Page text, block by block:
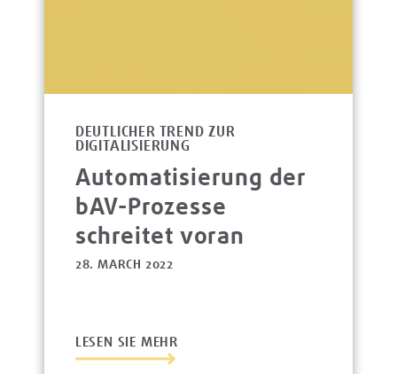
DEUTLICHER TREND ZUR
DIGITALISIERUNG
Automatisierung der
bAV-Prozesse
schreitet voran
28. MARCH 2022
LESEN SIE MEHR